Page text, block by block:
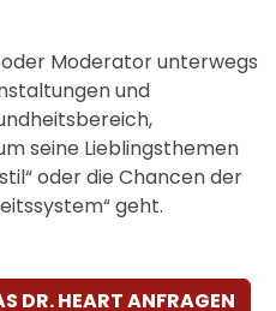
Moderator unterwegs
und
seine Lieblingsthemen
oder die Chancen der
geht.
DR. HEART ANFRAGEN